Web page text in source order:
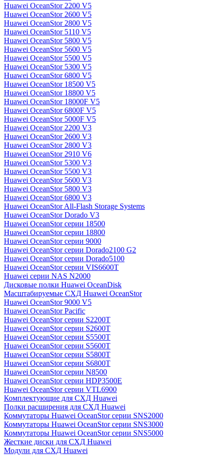
Huawei OceanStor 2200 V5
Huawei OceanStor 2600 V5
Huawei OceanStor 2800 V5
Huawei OceanStor 5110 V5
Huawei OceanStor 5800 V5
Huawei OceanStor 5600 V5
Huawei OceanStor 5500 V5
Huawei OceanStor 5300 V5
Huawei OceanStor 6800 V5
Huawei OceanStor 18500 V5
Huawei OceanStor 18800 V5
Huawei OceanStor 18000F V5
Huawei OceanStor 6800F V5
Huawei OceanStor 5000F V5
Huawei OceanStor 2200 V3
Huawei OceanStor 2600 V3
Huawei OceanStor 2800 V3
Huawei OceanStor 2910 V6
Huawei OceanStor 5300 V3
Huawei OceanStor 5500 V3
Huawei OceanStor 5600 V3
Huawei OceanStor 5800 V3
Huawei OceanStor 6800 V3
Huawei OceanStor All-Flash Storage Systems
Huawei OceanStor Dorado V3
Huawei OceanStor серии 18500
Huawei OceanStor серии 18800
Huawei OceanStor серии 9000
Huawei OceanStor серии Dorado2100 G2
Huawei OceanStor серии Dorado5100
Huawei OceanStor серии VIS6600T
Huawei серии NAS N2000
Дисковые полки Huawei OceanDisk
Масштабируемые СХД Huawei OceanStor
Huawei OceanStor 9000 V5
Huawei OceanStor Pacific
Huawei OceanStor серии S2200T
Huawei OceanStor серии S2600T
Huawei OceanStor серии S5500T
Huawei OceanStor серии S5600T
Huawei OceanStor серии S5800T
Huawei OceanStor серии S6800T
Huawei OceanStor серии N8500
Huawei OceanStor серии HDP3500E
Huawei OceanStor серии VTL6900
Комплектующие для СХД Huawei
Полки расширения для СХД Huawei
Коммутаторы Huawei OceanStor серии SNS2000
Коммутаторы Huawei OceanStor серии SNS3000
Коммутаторы Huawei OceanStor серии SNS5000
Жесткие диски для СХД Huawei
Модули для СХД Huawei